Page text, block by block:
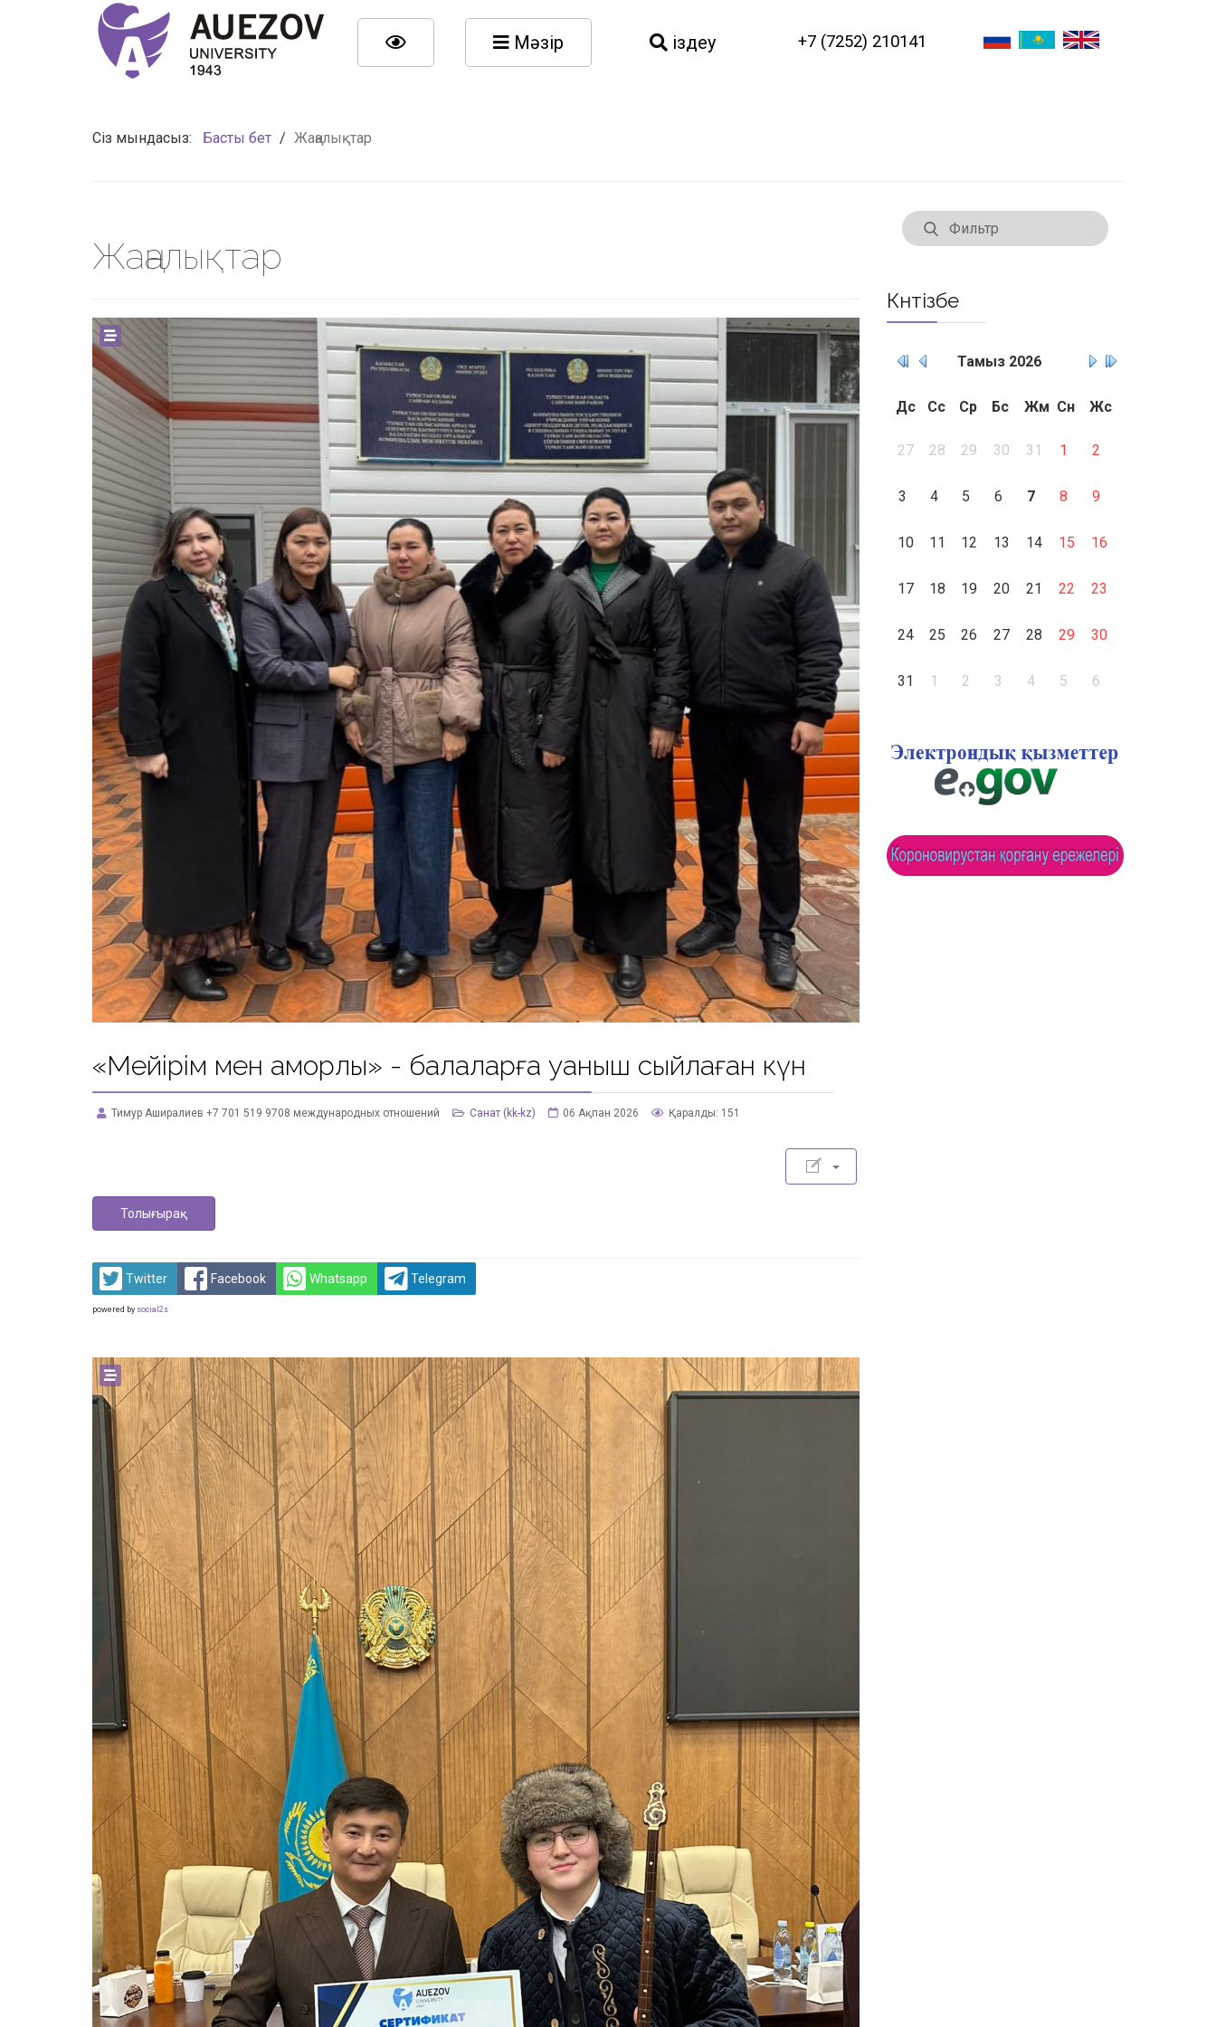
Мәзір іздеу +7 (7252) 210141
Сіз мындасыз: Басты бет / Жаңалықтар
Жаңалықтар
«Мейірім мен қамқорлық» - балаларға қуаныш сыйлаған күн
Тимур Аширалиев +7 701 519 9708 международных отношений Санат (kk-kz) 06 Ақпан 2026 Қаралды: 151
Толығырақ
Twitter Facebook Whatsapp Telegram
powered by social2s
Күнтізбе
Тамыз 2026
Дс Сс Ср Бс Жм Сн Жс
27 28 29 30 31 1 2
3 4 5 6 7 8 9
10 11 12 13 14 15 16
17 18 19 20 21 22 23
24 25 26 27 28 29 30
31 1 2 3 4 5 6